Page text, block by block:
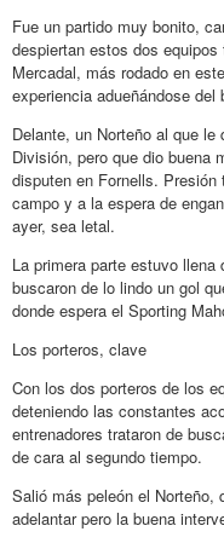
Fue un partido muy bonito,
despiertan estos dos
Mercadal, más rodado en
experiencia adueñándose
Delante, un Norteño al que
División, pero que dio buena
disputen en Fornells.
campo y a la espera de
ayer, sea letal.
La primera parte estuvo
buscaron de lo lindo un gol
donde espera el Sporting
Los porteros, clave
Con los dos porteros de los
deteniendo las constantes
entrenadores trataron de
de cara al segundo tiempo.
Salió más peleón el Norteño,
adelantar pero la buena